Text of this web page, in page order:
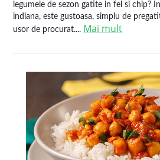
legumele de sezon gatite in fel si chip?
indiana, este gustoasa, simplu de
usor de procurat.... Mai mult